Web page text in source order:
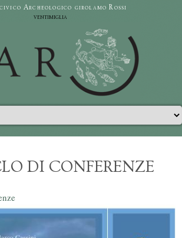
Archeologico girolamo Rossi
ventimiglia
DI CONFERENZE